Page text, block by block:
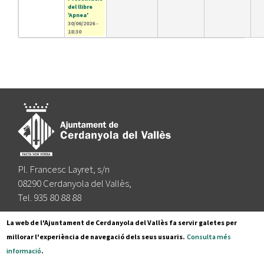
del llibre
'Apnea'
30/06/2026 -
18:30
Pl. Francesc Layret, s/n
08290 Cerdanyola del Vallès,
Tel. 935 80 88 88
Segueix-nos a:
La web de l'Ajuntament de Cerdanyola del Vallès fa servir galetes per
millorar l'experiència de navegació dels seus usuaris. Consulta més
informació.